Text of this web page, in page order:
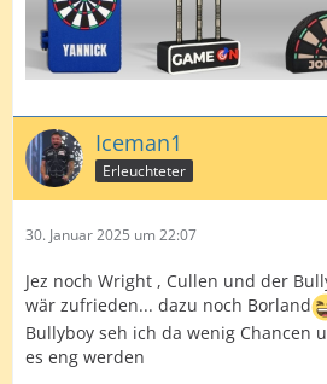
Iceman1
Erleuchteter
30. Januar 2025 um 22:07
Jez noch Wright , Cullen und der
wär zufrieden... dazu noch Borland
Bullyboy seh ich da wenig Chancen
es eng werden